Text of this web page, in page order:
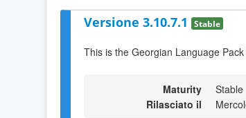
Versione 3.10.7.1 Stable
This is the Georgian Language
Maturity
Stable
Rilasciato il